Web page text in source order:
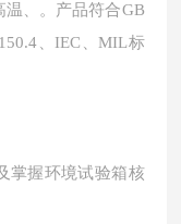
、。产品符合GB
、IEC、MIL标
掌握环境试验箱核